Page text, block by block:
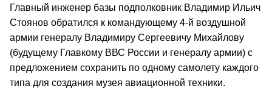
Главный инженер базы подполковник Владимир Ильич
Стоянов обратился к командующему 4-й воздушной
армии генералу Bладимиру Cергеевичу Михайлову
(будущему Главкому ВВС России и генералу армии) с
предложением сохранить по одному самолету каждого
типа для создания музея авиационной техники.